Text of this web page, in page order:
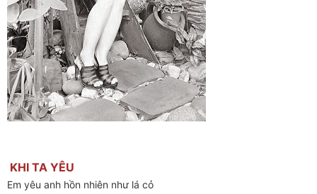
KHI TA YÊU
Em yêu anh hồn nhiên như lá cỏ